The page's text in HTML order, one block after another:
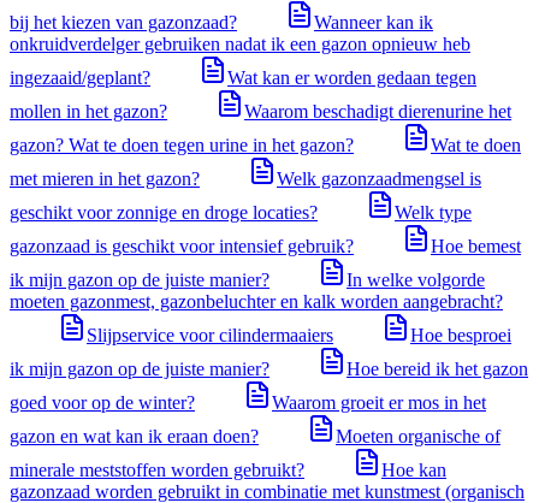
bij het kiezen van gazonzaad?
Wanneer kan ik
onkruidverdelger gebruiken nadat ik een gazon opnieuw heb
ingezaaid/geplant?
Wat kan er worden gedaan tegen
mollen in het gazon?
Waarom beschadigt dierenurine het
gazon? Wat te doen tegen urine in het gazon?
Wat te doen
met mieren in het gazon?
Welk gazonzaadmengsel is
geschikt voor zonnige en droge locaties?
Welk type
gazonzaad is geschikt voor intensief gebruik?
Hoe bemest
ik mijn gazon op de juiste manier?
In welke volgorde
moeten gazonmest, gazonbeluchter en kalk worden aangebracht?
Slijpservice voor cilindermaaiers
Hoe besproei
ik mijn gazon op de juiste manier?
Hoe bereid ik het gazon
goed voor op de winter?
Waarom groeit er mos in het
gazon en wat kan ik eraan doen?
Moeten organische of
minerale meststoffen worden gebruikt?
Hoe kan
gazonzaad worden gebruikt in combinatie met kunstmest (organisch